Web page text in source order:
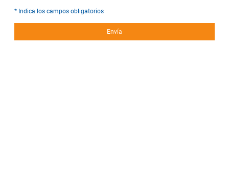
* Indica los campos obligatorios
Envía